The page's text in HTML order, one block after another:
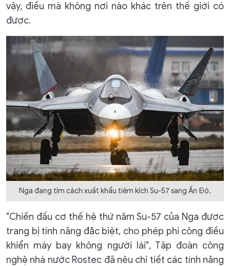
vậy, điều mà không nơi nào khác trên thế giới có
được.
Nga đang tìm cách xuất khẩu tiêm kích Su-57 sang Ấn Độ.
"Chiến đấu cơ thế hệ thứ năm Su-57 của Nga được
trang bị tính năng đặc biệt, cho phép phi công điều
khiển máy bay không người lái", Tập đoàn công
nghệ nhà nước Rostec đã nêu chi tiết các tính năng